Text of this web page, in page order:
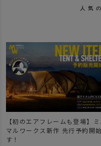
人気
【AS2OV's OUTDOOR】共鳴
る、大人の遊び。